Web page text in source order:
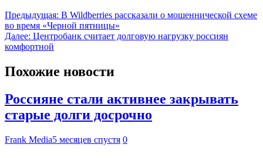
Предыдущая: В Wildberries рассказали о мошеннической схеме
во время «Черной пятницы»
Далее: Центробанк считает долговую нагрузку россиян
комфортной
Похожие новости
Россияне стали активнее закрывать
старые долги досрочно
Frank Media5 месяцев спустя 0